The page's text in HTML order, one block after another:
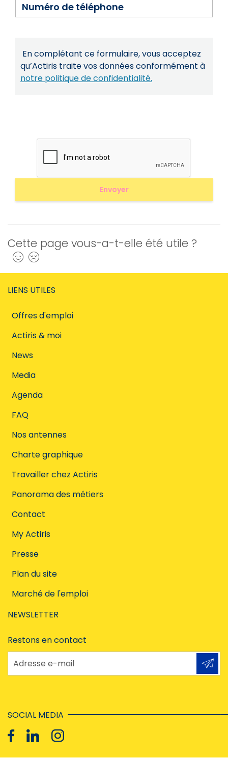
Numéro de téléphone
En complétant ce formulaire, vous acceptez
qu’Actiris traite vos données conformément à
notre politique de confidentialité.
Cette page vous-a-t-elle été utile ?
Oui
LIENS UTILES
Offres d'emploi
Actiris & moi
News
Media
Agenda
FAQ
Nos antennes
Charte graphique
Travailler chez Actiris
Panorama des métiers
Contact
My Actiris
Presse
Plan du site
Marché de l'emploi
NEWSLETTER
Restons en contact
Adresse e-mail
SOCIAL MEDIA